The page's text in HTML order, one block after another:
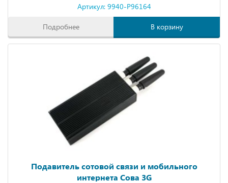
Артикул: 9940-P96164
Подробнее В корзину
Подавитель сотовой связи и мобильного
интернета Сова 3G